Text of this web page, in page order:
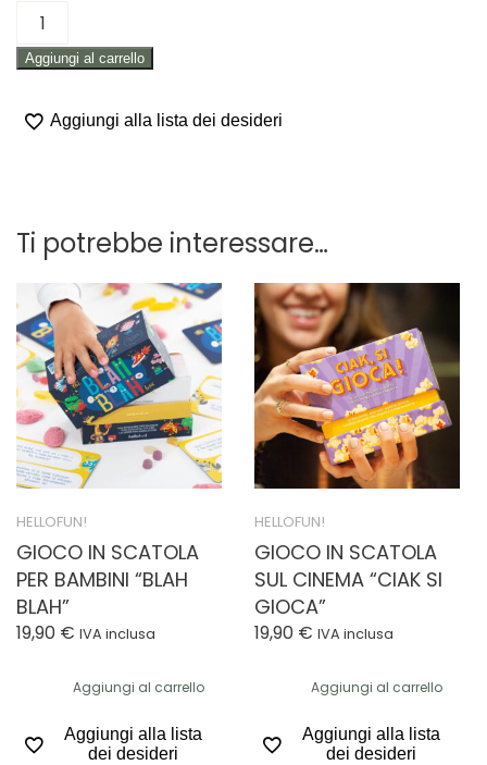
GIOCO
SCATOLA
BAMBINI
Aggiungi al carrello
Aggiungi alla lista dei desideri
Ti potrebbe interessare…
HELLOFUN!
GIOCO IN SCATOLA
PER BAMBINI “BLAH
BLAH”
19,90 € IVA inclusa
Aggiungi al carrello
Aggiungi alla lista
dei desideri
HELLOFUN!
GIOCO IN SCATOLA
SUL CINEMA “CIAK SI
GIOCA”
19,90 € IVA inclusa
Aggiungi al carrello
Aggiungi alla lista
dei desideri